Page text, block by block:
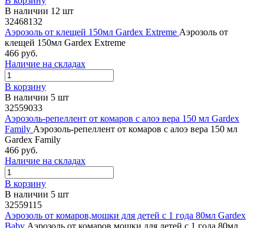
В наличии 12 шт
32468132
Аэрозоль от клещей 150мл Gardex Extreme Аэрозоль от
клещей 150мл Gardex Extreme
466 руб.
Наличие на складах
В корзину
В наличии 5 шт
32559033
Аэрозоль-репеллент от комаров с алоэ вера 150 мл Gardex
Family Аэрозоль-репеллент от комаров с алоэ вера 150 мл
Gardex Family
466 руб.
Наличие на складах
В корзину
В наличии 5 шт
32559115
Аэрозоль от комаров,мошки для детей с 1 года 80мл Gardex
Baby Аэрозоль от комаров,мошки для детей с 1 года 80мл